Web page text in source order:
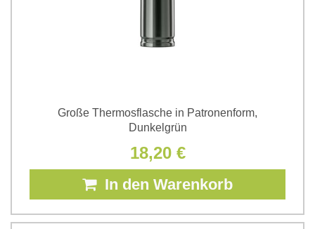
Große Thermosflasche in Patronenform,
Dunkelgrün
18,20 €
In den Warenkorb